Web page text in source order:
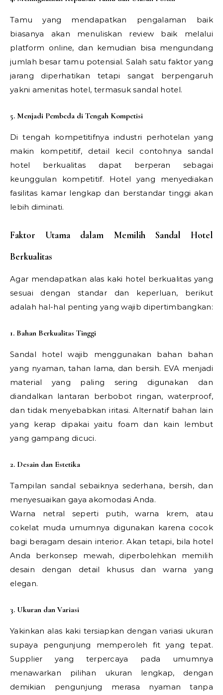
Tamu yang mendapatkan pengalaman baik
biasanya akan menuliskan review baik melalui
platform online, dan kemudian bisa mengundang
jumlah besar tamu potensial. Salah satu faktor yang
jarang diperhatikan tetapi sangat berpengaruh
yakni amenitas hotel, termasuk sandal hotel.
5. Menjadi Pembeda di Tengah Kompetisi
Di tengah kompetitifnya industri perhotelan yang
makin kompetitif, detail kecil contohnya sandal
hotel berkualitas dapat berperan sebagai
keunggulan kompetitif. Hotel yang menyediakan
fasilitas kamar lengkap dan berstandar tinggi akan
lebih diminati.
Faktor Utama dalam Memilih Sandal Hotel
Berkualitas
Agar mendapatkan alas kaki hotel berkualitas yang
sesuai dengan standar dan keperluan, berikut
adalah hal-hal penting yang wajib dipertimbangkan:
1. Bahan Berkualitas Tinggi
Sandal hotel wajib menggunakan bahan bahan
yang nyaman, tahan lama, dan bersih. EVA menjadi
material yang paling sering digunakan dan
diandalkan lantaran berbobot ringan, waterproof,
dan tidak menyebabkan iritasi. Alternatif bahan lain
yang kerap dipakai yaitu foam dan kain lembut
yang gampang dicuci.
2. Desain dan Estetika
Tampilan sandal sebaiknya sederhana, bersih, dan
menyesuaikan gaya akomodasi Anda.
Warna netral seperti putih, warna krem, atau
cokelat muda umumnya digunakan karena cocok
bagi beragam desain interior. Akan tetapi, bila hotel
Anda berkonsep mewah, diperbolehkan memilih
desain dengan detail khusus dan warna yang
elegan.
3. Ukuran dan Variasi
Yakinkan alas kaki tersiapkan dengan variasi ukuran
supaya pengunjung memperoleh fit yang tepat.
Supplier yang terpercaya pada umumnya
menawarkan pilihan ukuran lengkap, dengan
demikian pengunjung merasa nyaman tanpa